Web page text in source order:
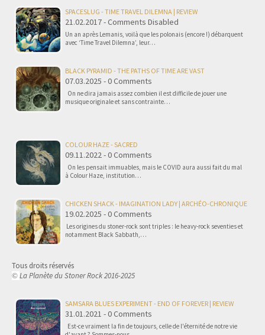
SPACESLUG - TIME TRAVEL DILEMNA | REVIEW
21.02.2017 - Comments Disabled
Un an après Lemanis, voilà que les polonais (encore !) débarquent
avec ‘Time Travel Dilemna’, leur…
BLACK PYRAMID - THE PATHS OF TIME ARE VAST
07.03.2025 - 0 Comments
On ne dira jamais assez combien il est difficile de jouer une
musique originale et sans contrainte…
COLOUR HAZE - SACRED
09.11.2022 - 0 Comments
On les pensait immuables, mais le COVID aura aussi fait du mal
à Colour Haze, institution…
CHICKEN SHACK - IMAGINATION LADY | ARCHÉO-CHRONIQUE
19.02.2025 - 0 Comments
Les origines du stoner-rock sont triples : le heavy-rock seventies et
notamment Black Sabbath,…
Tous droits réservés
© La Planète du Stoner Rock 2016-2025
SAMSARA BLUES EXPERIMENT - END OF FOREVER | REVIEW
31.01.2021 - 0 Comments
Est-ce vraiment la fin de toujours, celle de l'éternité de notre vie